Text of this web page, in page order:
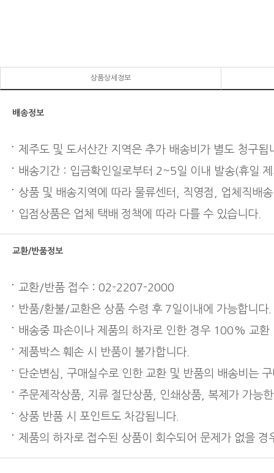
상품상세정보
배송정보
제주도 및 도서산간 지역은 추가 배송비가 별도 청구됩
배송기간 : 입금확인일로부터 2~5일 이내 발송(휴일
상품 및 배송지역에 따라 물류센터, 직영점, 업체직배
입점상품은 업체 택배 정책에 따라 다를 수 있습니다.
교환/반품정보
교환/반품 접수 : 02-2207-2000
반품/환불/교환은 상품 수령 후 7일이내에 가능합니다.
배송중 파손이나 제품의 하자로 인한 경우 100% 교환
제품박스 훼손 시 반품이 불가합니다.
단순변심, 구매실수로 인한 교환 및 반품의 배송비는
주문제작상품, 지류 절단상품, 인쇄상품, 복제가 가능
상품 반품 시 포인트도 차감됩니다.
제품의 하자로 접수된 상품이 회수되어 문제가 없을